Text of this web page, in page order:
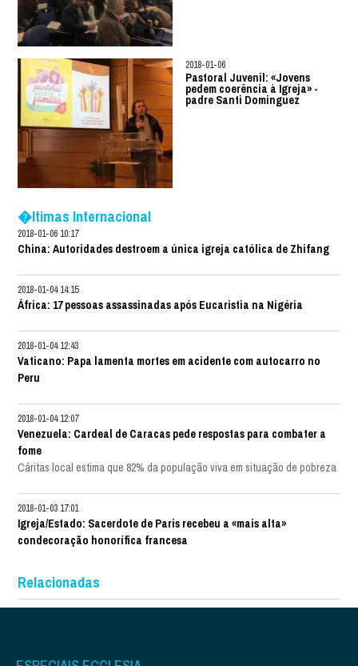
2018-01-06
Pastoral Juvenil: «Jovens
pedem coerência à Igreja» -
padre Santi Dominguez
�ltimas Internacional
2018-01-06 10:17
China: Autoridades destroem a única igreja católica de Zhifang
2018-01-04 14:15
África: 17 pessoas assassinadas após Eucaristia na Nigéria
2018-01-04 12:43
Vaticano: Papa lamenta mortes em acidente com autocarro no
Peru
2018-01-04 12:07
Venezuela: Cardeal de Caracas pede respostas para combater a
fome
Cáritas local estima que 82% da população viva em situação de pobreza
2018-01-03 17:01
Igreja/Estado: Sacerdote de Paris recebeu a «mais alta»
condecoração honorífica francesa
Relacionadas